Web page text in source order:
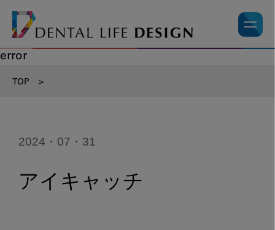
error
TOP >
2024・07・31
アイキャッチ